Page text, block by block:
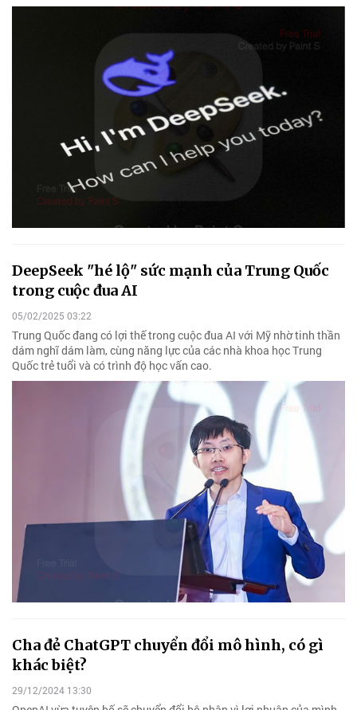
DeepSeek "hé lộ" sức mạnh của Trung Quốc
trong cuộc đua AI
05/02/2025 03:22
Trung Quốc đang có lợi thế trong cuộc đua AI với Mỹ nhờ tinh thần
dám nghĩ dám làm, cùng năng lực của các nhà khoa học Trung
Quốc trẻ tuổi và có trình độ học vấn cao.
Cha đẻ ChatGPT chuyển đổi mô hình, có gì
khác biệt?
29/12/2024 13:30